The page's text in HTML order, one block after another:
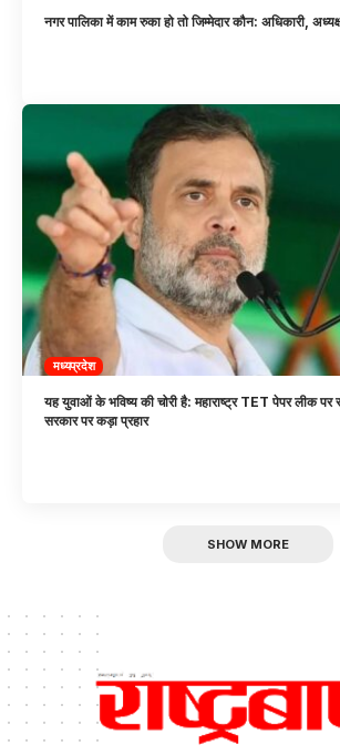
नगर पालिका में काम रुका हो तो जिम्मेदार कौन: अधिकारी, अध्यक्ष
मध्यप्रदेश
यह युवाओं के भविष्य की चोरी है: महाराष्ट्र TET पेपर लीक पर
सरकार पर कड़ा प्रहार
SHOW MORE